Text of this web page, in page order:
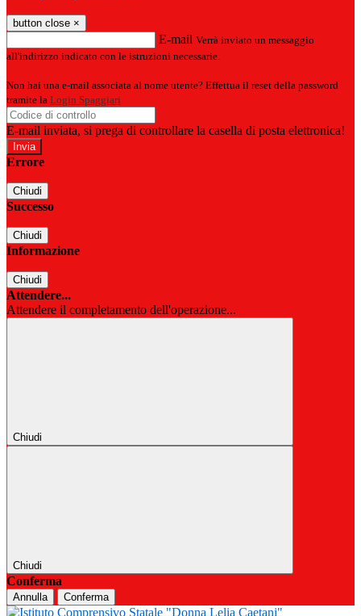
button close ×
E-mail Verrà inviato un messaggio
all'indirizzo indicato con le istruzioni necessarie.
Non hai una e-mail associata al nome utente? Effettua il reset della password
tramite la Login Spaggiari
E-mail inviata, si prega di controllare la casella di posta elettronica!
Errore
Chiudi
Successo
Chiudi
Informazione
Chiudi
Attendere...
Attendere il completamento dell'operazione...
Chiudi
Chiudi
Conferma
Annulla Conferma